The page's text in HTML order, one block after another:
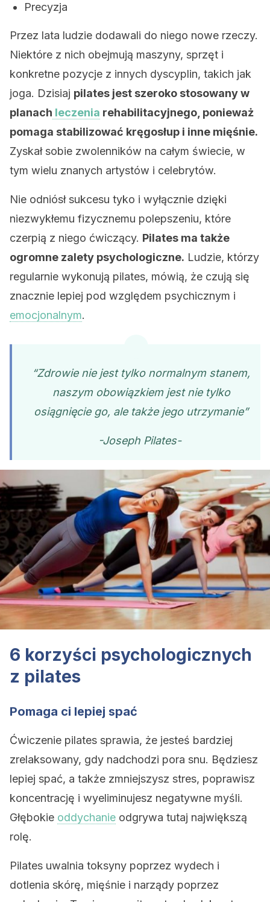
Precyzja
Przez lata ludzie dodawali do niego nowe rzeczy.
Niektóre z nich obejmują maszyny, sprzęt i
konkretne pozycje z innych dyscyplin, takich jak
joga. Dzisiaj pilates jest szeroko stosowany w
planach leczenia rehabilitacyjnego, ponieważ
pomaga stabilizować kręgosłup i inne mięśnie.
Zyskał sobie zwolenników na całym świecie, w
tym wielu znanych artystów i celebrytów.
Nie odniósł sukcesu tyko i wyłącznie dzięki
niezwykłemu fizycznemu polepszeniu, które
czerpią z niego ćwiczący. Pilates ma także
ogromne zalety psychologiczne. Ludzie, którzy
regularnie wykonują pilates, mówią, że czują się
znacznie lepiej pod względem psychicznym i
emocjonalnym.
“Zdrowie nie jest tylko normalnym stanem,
naszym obowiązkiem jest nie tylko
osiągnięcie go, ale także jego utrzymanie”
-Joseph Pilates-
6 korzyści psychologicznych
z pilates
Pomaga ci lepiej spać
Ćwiczenie pilates sprawia, że ​​jesteś bardziej
zrelaksowany, gdy nadchodzi pora snu. Będziesz
lepiej spać, a także zmniejszysz stres, poprawisz
koncentrację i wyeliminujesz negatywne myśli.
Głębokie oddychanie odgrywa tutaj największą
rolę.
Pilates uwalnia toksyny poprzez wydech i
dotlenia skórę, mięśnie i narządy poprzez